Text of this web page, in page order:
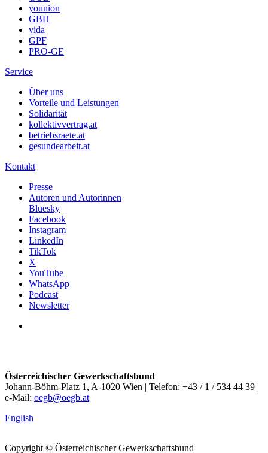
younion
GBH
vida
GPF
PRO-GE
Service
Über uns
Vorteile und Leistungen
Solidarität
kollektivvertrag.at
betriebsraete.at
gesundearbeit.at
Kontakt
Presse
Autoren und Autorinnen
Bluesky
Facebook
Instagram
LinkedIn
TikTok
X
YouTube
WhatsApp
Podcast
Newsletter
Österreichischer Gewerkschaftsbund
Johann-Böhm-Platz 1, A-1020 Wien | Telefon: +43 / 1 / 534 44 39 |
e-Mail: oegb@oegb.at
English
Copyright © Österreichischer Gewerkschaftsbund